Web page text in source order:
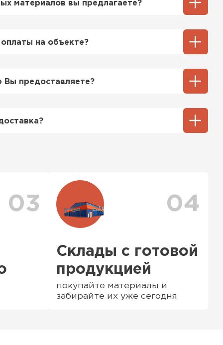
материалов вы предлагаете?
профнастил, ондулин, битумные
на объекте?
При этом, если доставленный
качества, Вы вправе отказаться от
предоставляете?
качества, а также товарно-
скидки.
03 04
Склады с готовой
продукцией
покупайте материалы и
забирайте их уже сегодня